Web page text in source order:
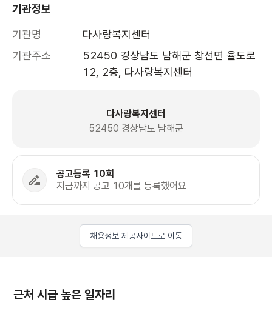
기관정보
기관명
다사랑복지센터
기관주소
52450 경상남도 남해군 창선면 율도로
12, 2층, 다사랑복지센터
다사랑복지센터
52450 경상남도 남해군
공고등록 10회
지금까지 공고 10개를 등록했어요
채용정보 제공사이트로 이동
근처 시급 높은 일자리